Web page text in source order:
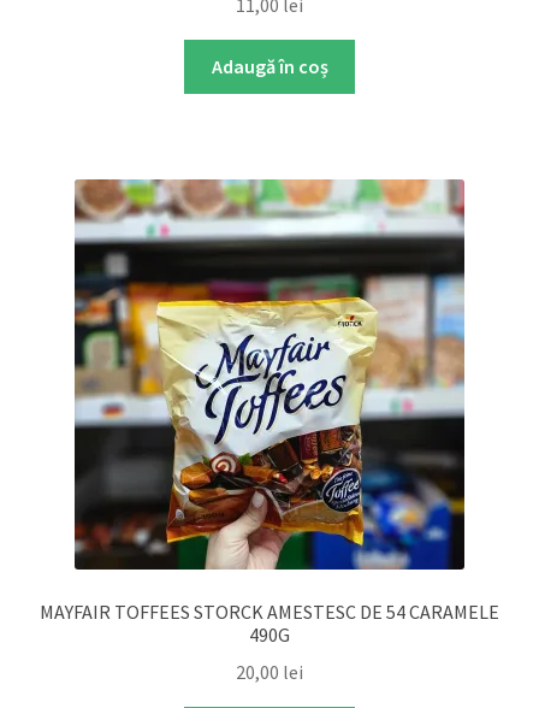
Adaugă în coș
MAYFAIR TOFFEES STORCK AMESTESC DE 54 CARAMELE
490G
20,00 lei